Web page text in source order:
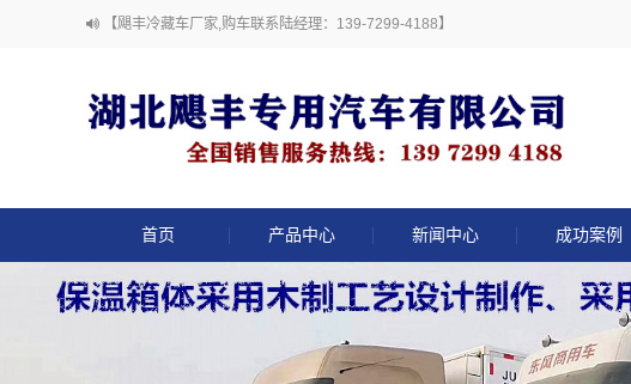
【飓丰冷藏车厂家,购车联系陆经理：139-7299-4188】
首页 产品中心 新闻中心 成功案例